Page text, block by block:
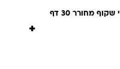
קטלוג אינדקס A5 חצי שקוף מחורר 30 דף
+